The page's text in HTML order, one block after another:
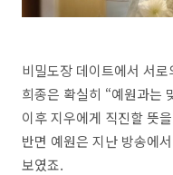
비밀도장 데이트에서 서
희종은 확실히 “예원과는
이후 지우에게 직진할 뜻
반면 예원은 지난 방송에
보였죠.